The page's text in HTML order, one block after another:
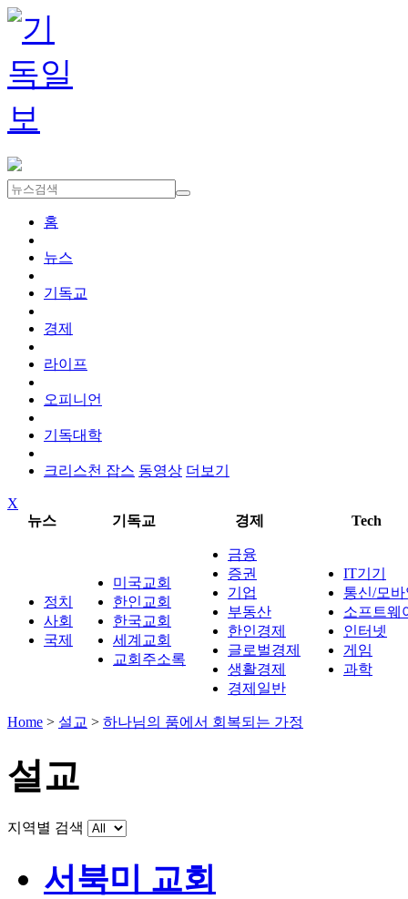
홈
뉴스
기독교
경제
라이프
오피니언
기독대학
크리스천 잡스 동영상 더보기
X
뉴스
기독교 경제 Tech
정치
사회
국제
미국교회
한인교회
한국교회
세계교회
교회주소록
금융
증권
기업
부동산
한인경제
글로벌경제
생활경제
경제일반
IT기기
통신/모
소프트웨
인터넷
게임
과학
Home > 설교 > 하나님의 품에서 회복되는 가정
설교
지역별 검색
서북미 교회